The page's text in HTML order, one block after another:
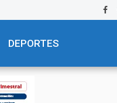
DEPORTES